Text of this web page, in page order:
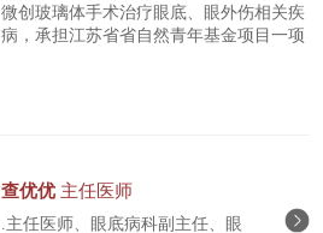
微创玻璃体手术治疗眼底、眼外伤相关疾
病，承担江苏省省自然青年基金项目一项
查优优 主任医师
.主任医师、眼底病科副主任、眼